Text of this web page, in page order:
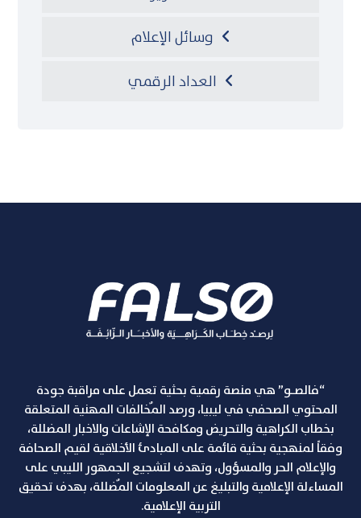
وسائل الإعلام
العداد الرقمي
“فالصـو” هي منصة رقمية بحثية تعمل على مراقبة جودة
المحتوي الصحفي في ليبيا، ورصد المٌخالفات المهنية المتعلقة
بخطاب الكراهية والتحريض ومكافحة الإشاعات والاخبار المضللة،
وفقاً لمنهجية بحثية قائمة على المبادئ الأخلاقية لقيم الصحافة
والإعلام الحر والمسؤول، وتهدف لتشجيع الجمهور الليبي على
المساءلة الإعلامية والتبليغ عن المعلومات المٌضللة، بهدف تحقيق
التربية الإعلامية.